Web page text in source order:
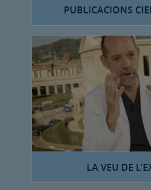
PUBLICACIONS
LA VEU DE